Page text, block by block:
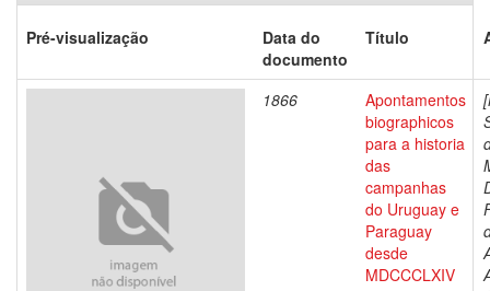
Pré-visualização
Data do
documento
Título
1866
Apontamentos
biographicos
para a historia
das
campanhas
do Uruguay e
Paraguay
desde
MDCCCLXIV